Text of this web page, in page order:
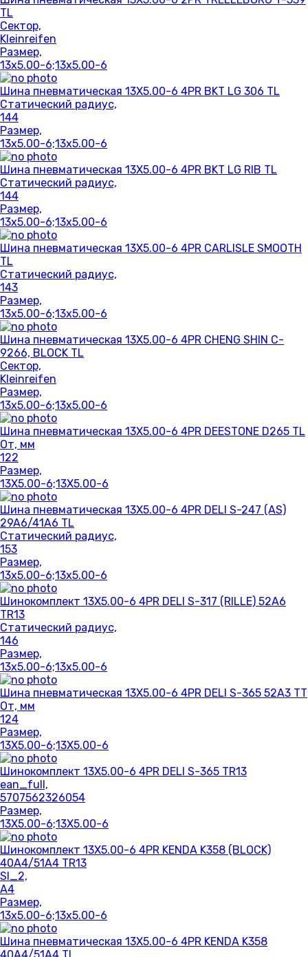
TL
Сектор,
Kleinreifen
Размер,
13x5.00-6;13x5.00-6
Шина пневматическая 13X5.00-6 4PR BKT LG 306 TL
Статический радиус,
144
Размер,
13x5.00-6;13x5.00-6
Шина пневматическая 13X5.00-6 4PR BKT LG RIB TL
Статический радиус,
144
Размер,
13x5.00-6;13x5.00-6
Шина пневматическая 13X5.00-6 4PR CARLISLE SMOOTH
TL
Статический радиус,
143
Размер,
13x5.00-6;13x5.00-6
Шина пневматическая 13X5.00-6 4PR CHENG SHIN C-
9266, BLOCK TL
Сектор,
Kleinreifen
Размер,
13x5.00-6;13x5.00-6
Шина пневматическая 13X5.00-6 4PR DEESTONE D265 TL
От, мм
122
Размер,
13X5.00-6;13X5.00-6
Шина пневматическая 13X5.00-6 4PR DELI S-247 (AS)
29A6/41A6 TL
Статический радиус,
153
Размер,
13x5.00-6;13x5.00-6
Шинокомплект 13X5.00-6 4PR DELI S-317 (RILLE) 52A6
TR13
Статический радиус,
146
Размер,
13x5.00-6;13x5.00-6
Шина пневматическая 13X5.00-6 4PR DELI S-365 52A3 TT
От, мм
124
Размер,
13X5.00-6;13X5.00-6
Шинокомплект 13X5.00-6 4PR DELI S-365 TR13
ean_full,
5707562326054
Размер,
13X5.00-6;13X5.00-6
Шинокомплект 13X5.00-6 4PR KENDA K358 (BLOCK)
40A4/51A4 TR13
SI_2,
A4
Размер,
13x5.00-6;13x5.00-6
Шина пневматическая 13X5.00-6 4PR KENDA K358